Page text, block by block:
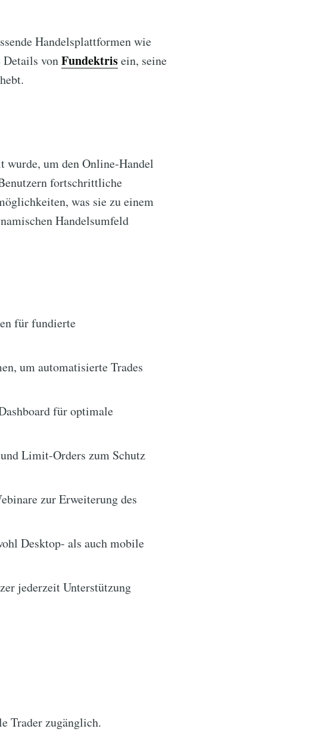
Handelsplattformen wie
vonFundektrisein, seine
wurde, um den Online-Handel
fortschrittliche
was sie zu einem
Handelsumfeld
für fundierte
um automatisierte Trades
für optimale
Limit-Orders zum Schutz
zur Erweiterung des
Desktop- als auch mobile
jederzeit Unterstützung
Trader zugänglich.